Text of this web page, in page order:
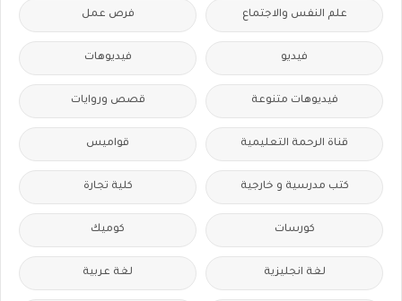
علم النفس والاجتماع فرص عمل
فيديو فيديوهات
فيديوهات متنوعة قصص وروايات
قناة الرحمة التعليمية قواميس
كتب مدرسية و خارجية كلية تجارة
كورسات كوميك
لغة انجليزية لغة عربية